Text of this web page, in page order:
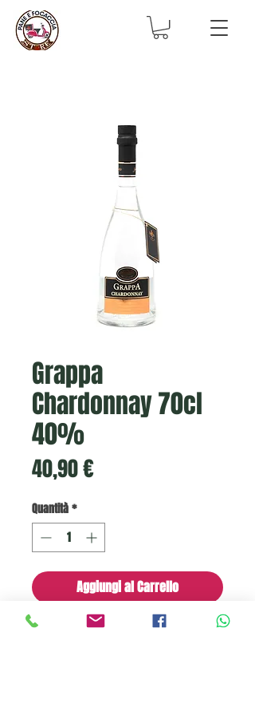
Grappa
Chardonnay 70cl
40%
40,90 €Prezzo
Quantità*
Aggiungi al Carrello
Grappa